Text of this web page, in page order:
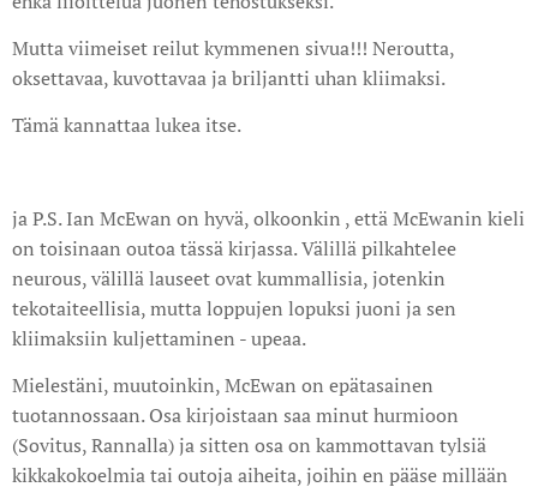
Mutta viimeiset reilut kymmenen sivua!!! Neroutta,
oksettavaa, kuvottavaa ja briljantti uhan kliimaksi.
Tämä kannattaa lukea itse.
ja P.S. Ian McEwan on hyvä, olkoonkin , että McEwanin kieli
on toisinaan outoa tässä kirjassa. Välillä pilkahtelee
neurous, välillä lauseet ovat kummallisia, jotenkin
tekotaiteellisia, mutta loppujen lopuksi juoni ja sen
kliimaksiin kuljettaminen - upeaa.
Mielestäni, muutoinkin, McEwan on epätasainen
tuotannossaan. Osa kirjoistaan saa minut hurmioon
(Sovitus, Rannalla) ja sitten osa on kammottavan tylsiä
kikkakokoelmia tai outoja aiheita, joihin en pääse millään